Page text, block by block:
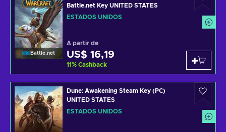
Battle.net
Battle.net Key UNITED STATES
ESTADOS UNIDOS
A partir de
US$ 16,19
11% Cashback
Dune: Awakening Steam Key (PC)
UNITED STATES
ESTADOS UNIDOS